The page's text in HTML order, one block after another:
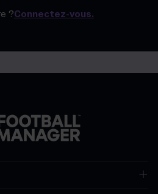
?Connectez-vous.